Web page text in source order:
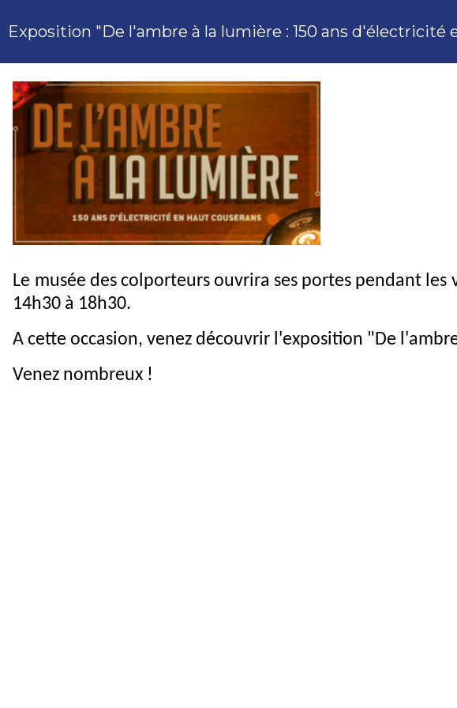
Exposition "De l'ambre à la lumière : 150 ans d'électricité
Le musée des colporteurs ouvrira ses portes pendant les
14h30 à 18h30.
A cette occasion, venez découvrir l'exposition "De
Venez nombreux !